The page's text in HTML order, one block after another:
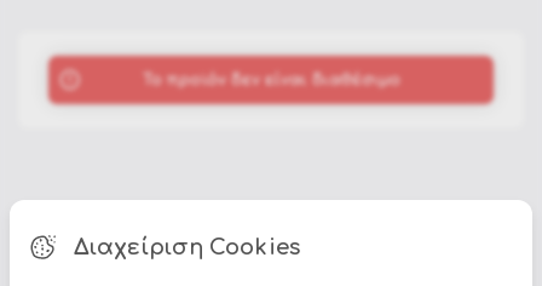
To προϊόν δεν είναι διαθέσιμο
Διαχείριση Cookies